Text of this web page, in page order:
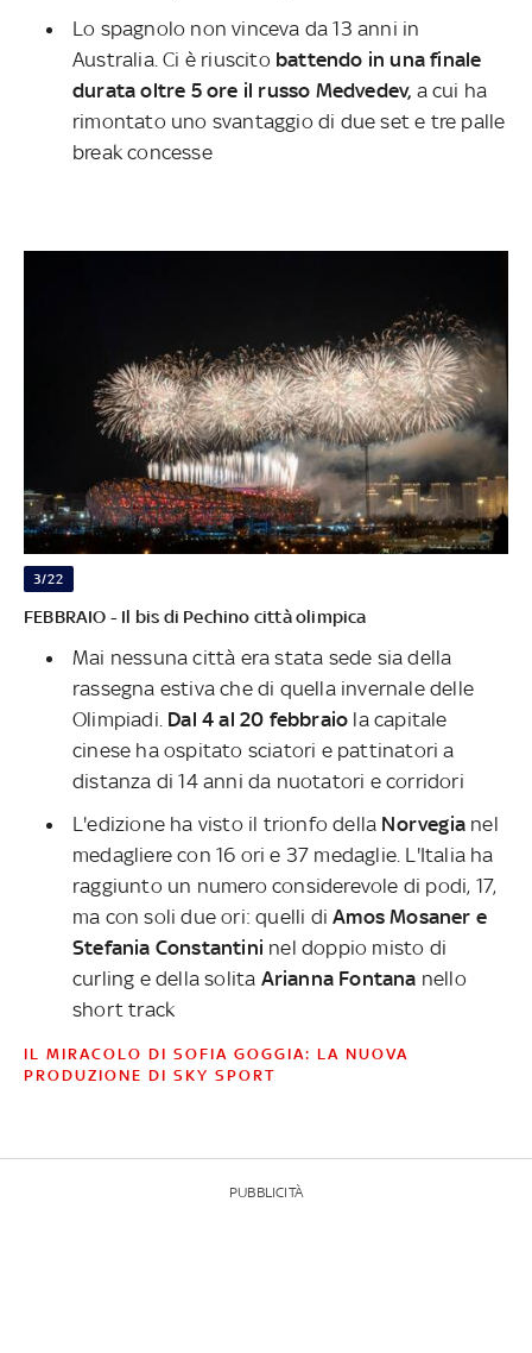
Lo spagnolo non vinceva da 13 anni in
Australia. Ci è riuscito battendo in una finale
durata oltre 5 ore il russo Medvedev, a cui ha
rimontato uno svantaggio di due set e tre palle
break concesse
3/22
FEBBRAIO - Il bis di Pechino città olimpica
Mai nessuna città era stata sede sia della
rassegna estiva che di quella invernale delle
Olimpiadi. Dal 4 al 20 febbraio la capitale
cinese ha ospitato sciatori e pattinatori a
distanza di 14 anni da nuotatori e corridori
L'edizione ha visto il trionfo della Norvegia nel
medagliere con 16 ori e 37 medaglie. L'Italia ha
raggiunto un numero considerevole di podi, 17,
ma con soli due ori: quelli diAmos Mosaner e
Stefania Constantini nel doppio misto di
curling e della solita Arianna Fontana nello
short track
IL MIRACOLO DI SOFIA GOGGIA: LA NUOVA
PRODUZIONE DI SKY SPORT
PUBBLICITÀ